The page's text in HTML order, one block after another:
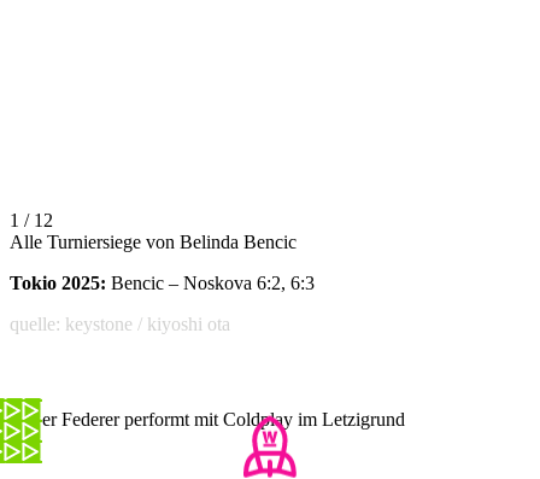
1 / 12
Alle Turniersiege von Belinda Bencic
Tokio 2025: Bencic – Noskova 6:2, 6:3
quelle: keystone / kiyoshi ota
Roger Federer performt mit Coldplay im Letzigrund